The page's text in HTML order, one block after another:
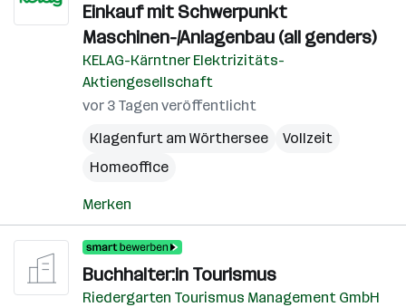
Einkauf mit Schwerpunkt
Maschinen-/Anlagenbau (all genders)
KELAG-Kärntner Elektrizitäts-
Aktiengesellschaft
vor 3 Tagen veröffentlicht
Klagenfurt am Wörthersee
Vollzeit
Homeoffice
Merken
Buchhalter:in Tourismus
Riedergarten Tourismus Management GmbH